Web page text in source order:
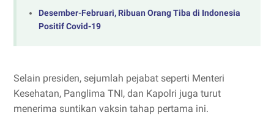
Desember-Februari, Ribuan Orang Tiba di Indonesia
Positif Covid-19
Selain presiden, sejumlah pejabat seperti Menteri
Kesehatan, Panglima TNI, dan Kapolri juga turut
menerima suntikan vaksin tahap pertama ini.